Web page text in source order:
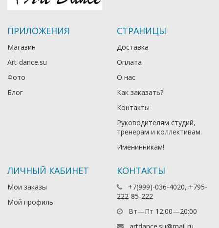
ПРИЛОЖЕНИЯ
Магазин
Art-dance.su
Фото
Блог
СТРАНИЦЫ
Доставка
Оплата
О нас
Как заказать?
Контакты
Руководителям студий,
тренерам и коллективам.
Именинникам!
ЛИЧНЫЙ КАБИНЕТ
Мои заказы
Мой профиль
КОНТАКТЫ
+7(999)-036-4020, +795-
222-85-222
Вт—Пт 12:00—20:00
artdance.su@mail.ru